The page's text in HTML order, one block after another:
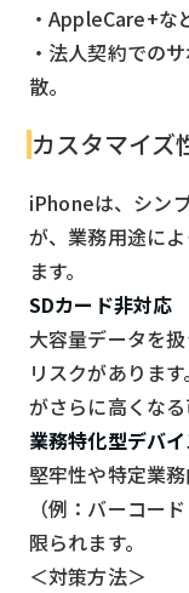
・AppleCare+な
・法人契約での
散。
カスタマイズ
iPhoneは、シン
が、業務用途に
ます。
SDカード非対応
大容量データを
リスクがありま
がさらに高くなる
業務特化型デバ
堅牢性や特定業
（例：バーコー
限られます。
＜対策方法＞